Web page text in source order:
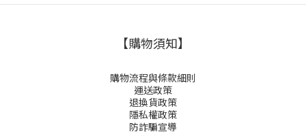
【購物須知】
購物流程與條款細則
運送政策
退換貨政策
隱私權政策
防詐騙宣導